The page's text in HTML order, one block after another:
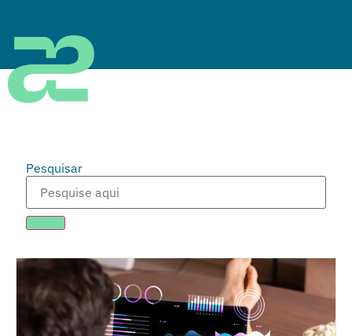
Pesquisar